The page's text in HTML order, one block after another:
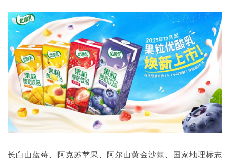
长白山蓝莓、阿克苏苹果、阿尔山黄金沙棘、国家地理标志